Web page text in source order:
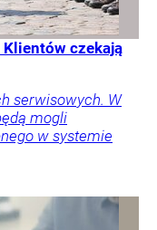
czekają
serwisowych. W
mogli
w systemie